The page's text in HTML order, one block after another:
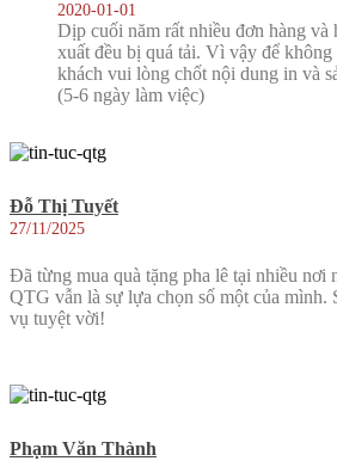
2020-01-01
Dịp cuối năm rất nhiều đơn hàng và
xuất đều bị quá tải. Vì vậy để
khách vui lòng chốt nội dung in và
(5-6 ngày làm việc)
Đỗ Thị Tuyết
27/11/2025
Đã từng mua quà tặng pha lê tại nhiều nơi
QTG vẫn là sự lựa chọn số một của mình.
vụ tuyệt vời!
Phạm Văn Thành